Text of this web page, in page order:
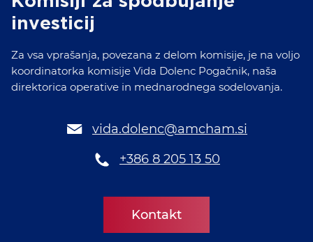
investicij
Za vsa vprašanja, povezana z delom komisije, je na voljo
koordinatorka komisije Vida Dolenc Pogačnik, naša
direktorica operative in mednarodnega sodelovanja.
vida.dolenc@amcham.si
+386 8 205 13 50
Kontakt